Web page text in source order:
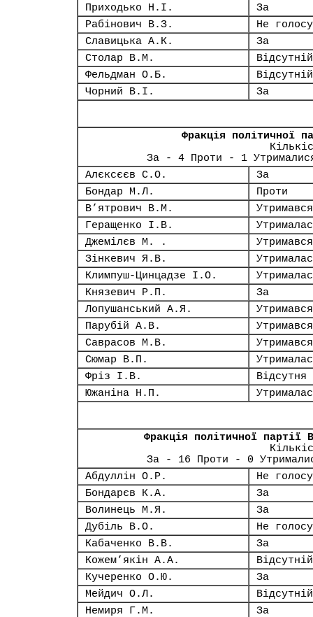
Приходько Н.І.
За
Рабінович В.З.
Не
Славицька А.К.
За
Столар В.М.
Відсутній
Фельдман О.Б.
Відсутній
Чорний В.І.
За
Фракція політичної
За - 4 Проти - 1
Алєксєєв С.О.
За
Бондар М.Л.
Проти
В’ятрович В.М.
Утримався
Геращенко І.В.
Джемілєв М. .
Утримався
Зінкевич Я.В.
Климпуш-Цинцадзе І.О.
Князевич Р.П.
За
Лопушанський А.Я.
Утримався
Парубій А.В.
Утримався
Саврасов М.В.
Утримався
Сюмар В.П.
Фріз І.В.
Відсутня
Южаніна Н.П.
Фракція політичної партії
За - 16 Проти - 0
Абдуллін О.Р.
Не
Бондарєв К.А.
За
Волинець М.Я.
За
Дубіль В.О.
Не
Кабаченко В.В.
За
Кожем’якін А.А.
Відсутній
Кучеренко О.Ю.
За
Мейдич О.Л.
Відсутній
Немиря Г.М.
За